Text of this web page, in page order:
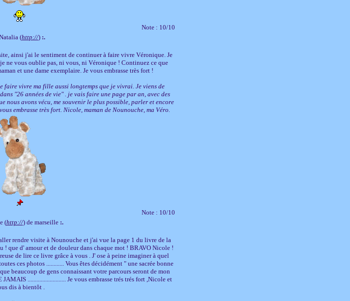
Note : 10/10
(http://) :.
ainsi j'ai le sentiment de continuer à faire vivre Véronique. Je
ne vous oublie pas, ni vous, ni Véronique ! Continuez ce que
et une dame exemplaire. Je vous embrasse très fort !
faire vivre ma fille aussi longtemps que je vivrai. Je viens de
"26 années de vie" . je vais faire une page par an, avec des
nous avons vécu, me souvenir le plus possible, parler et encore
embrasse très fort. Nicole, maman de Nounouche, ma Véro.
Note : 10/10
(http://) de marseille :.
rendre visite à Nounouche et j'ai vue la page 1 du livre de la
! que d' amour et de douleur dans chaque mot ! BRAVO Nicole !
de lire ce livre grâce à vous . J' ose à peine imaginer à quel
ces photos ............ Vous êtes décidément " une sacrée bonne
beaucoup de gens connaissant votre parcours seront de mon
.......................... Je vous embrasse trés trés fort ,Nicole et
dis à bientôt .